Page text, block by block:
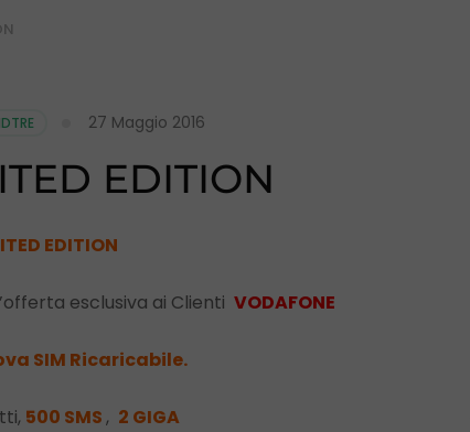
27 Maggio 2016
EDITION
EDITION
esclusiva ai Clienti VODAFONE
SIM Ricaricabile.
500 SMS, 2 GIGA